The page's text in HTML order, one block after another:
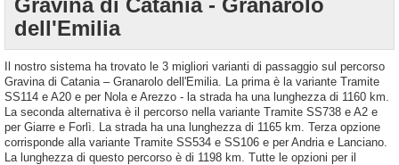
Gravina di Catania - Granarolo
dell'Emilia
Il nostro sistema ha trovato le 3 migliori varianti di passaggio sul percorso
Gravina di Catania – Granarolo dell'Emilia. La prima è la variante Tramite
SS114 e A20 e per Nola e Arezzo - la strada ha una lunghezza di 1160 km.
La seconda alternativa è il percorso nella variante Tramite SS738 e A2 e
per Giarre e Forlì. La strada ha una lunghezza di 1165 km. Terza opzione
corrisponde alla variante Tramite SS534 e SS106 e per Andria e Lanciano.
La lunghezza di questo percorso è di 1198 km. Tutte le opzioni per il